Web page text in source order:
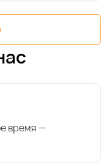
время —